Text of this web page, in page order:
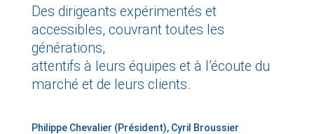
Des dirigeants expérimentés et
accessibles, couvrant toutes les
générations,
attentifs à leurs équipes et à l’écoute du
marché et de leurs clients.
Philippe Chevalier (Président), Cyril Broussier